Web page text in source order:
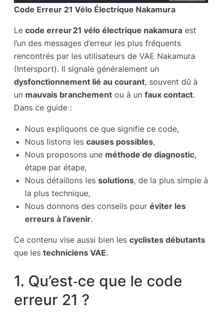
Code Erreur 21 Vélo Électrique Nakamura
Le code erreur 21 vélo électrique nakamura est
l’un des messages d’erreur les plus fréquents
rencontrés par les utilisateurs de VAE Nakamura
(Intersport). Il signale généralement un
dysfonctionnement lié au courant, souvent dû à
un mauvais branchement ou à un faux contact.
Dans ce guide :
Nous expliquons ce que signifie ce code,
Nous listons les causes possibles,
Nous proposons une méthode de diagnostic,
étape par étape,
Nous détaillons les solutions, de la plus simple à
la plus technique,
Nous donnons des conseils pour éviter les
erreurs à l’avenir.
Ce contenu vise aussi bien les cyclistes débutants
que les techniciens VAE.
1. Qu’est‑ce que le code
erreur 21 ?